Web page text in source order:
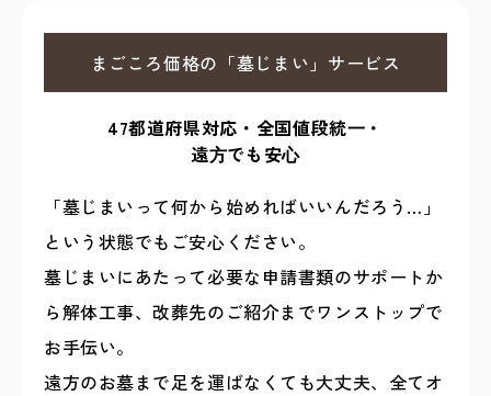
まごころ価格の「墓じまい」サービス
47都道府県対応・全国値段統⼀・
遠⽅でも安⼼
「墓じまいって何から始めればいいんだろう…」
という状態でもご安心ください。
墓じまいにあたって必要な申請書類のサポートか
ら解体工事、改葬先のご紹介までワンストップで
お手伝い。
遠方のお墓まで足を運ばなくても大丈夫、全てオ